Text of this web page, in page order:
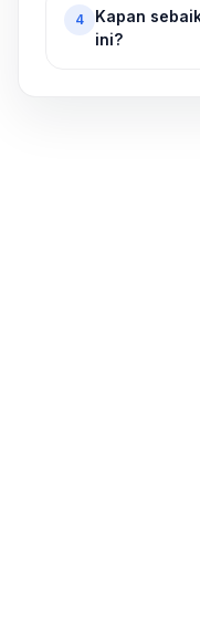
4
Kapan
ini?